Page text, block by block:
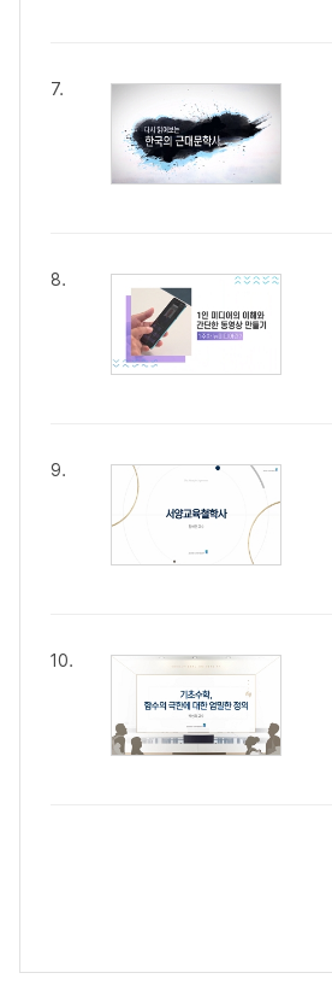
7.
8.
9.
10.